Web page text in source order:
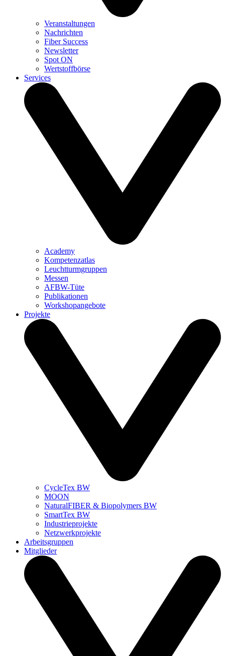
Veranstaltungen
Nachrichten
Fiber Success
Newsletter
Spot ON
Wertstoffbörse
Services
Academy
Kompetenzatlas
Leuchtturm­gruppen
Messen
AFBW-Tüte
Publikationen
Workshopangebote
Projekte
CycleTex BW
MOON
NaturalFIBER & Biopolymers BW
SmartTex BW
Industrieprojekte
Netzwerkprojekte
Arbeitsgruppen
Mitglieder